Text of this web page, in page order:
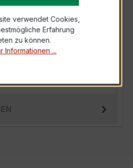
WSK 40 5/1A 2,5VA
hochpräziser
verwendet Cookies,
Erfahrung
zu können.
Informationen ...